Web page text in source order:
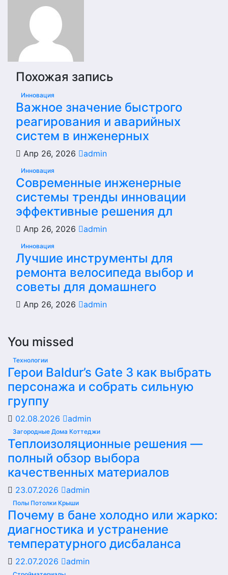
Похожая запись
Инновация
Важное значение быстрого
реагирования и аварийных
систем в инженерных
Апр 26, 2026 admin
Инновация
Современные инженерные
системы тренды инновации
эффективные решения дл
Апр 26, 2026 admin
Инновация
Лучшие инструменты для
ремонта велосипеда выбор и
советы для домашнего
Апр 26, 2026 admin
You missed
Технологии
Герои Baldur’s Gate 3 как выбрать
персонажа и собрать сильную
группу
02.08.2026 admin
Загородные Дома Коттеджи
Теплоизоляционные решения —
полный обзор выбора
качественных материалов
23.07.2026 admin
Полы Потолки Крыши
Почему в бане холодно или жарко:
диагностика и устранение
температурного дисбаланса
22.07.2026 admin